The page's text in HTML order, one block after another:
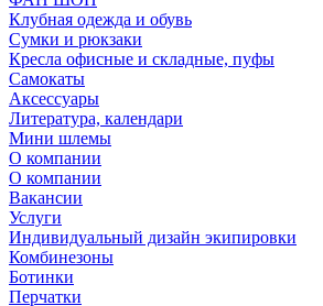
Клубная одежда и обувь
Сумки и рюкзаки
Кресла офисные и складные, пуфы
Самокаты
Аксессуары
Литература, календари
Мини шлемы
О компании
О компании
Вакансии
Услуги
Индивидуальный дизайн экипировки
Комбинезоны
Ботинки
Перчатки